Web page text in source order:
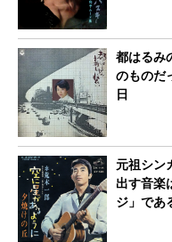
都はるみ
のものだ
日
元祖シン
出す音楽
ジ」であ